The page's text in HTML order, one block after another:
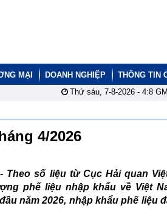
MẠI DOANH NGHIỆP THÔNG TIN
Thứ sáu, 7-8-2026 - 4:8
4/2026
Theo số liệu từ Cục Hải quan
phế liệu nhập khẩu về Việt
năm 2026, nhập khẩu phế liệu